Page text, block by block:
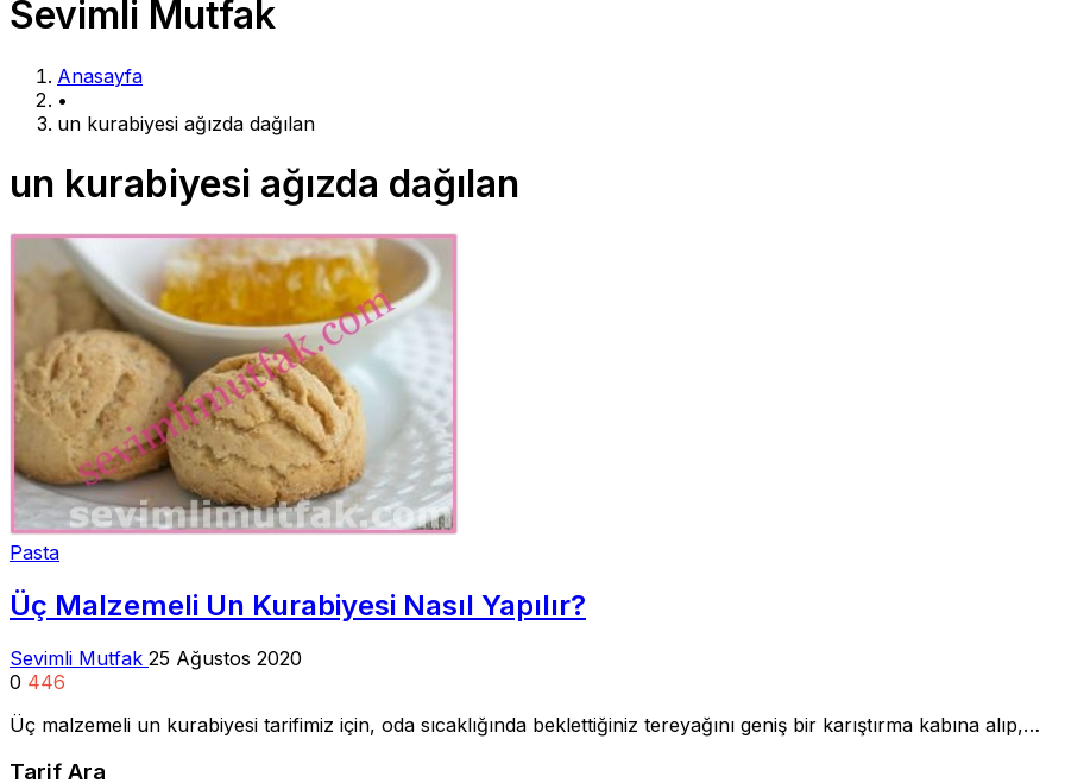
Sevimli Mutfak
Anasayfa
•
un kurabiyesi ağızda dağılan
un kurabiyesi ağızda dağılan
Pasta
Üç Malzemeli Un Kurabiyesi Nasıl Yapılır?
Sevimli Mutfak 25 Ağustos 2020
0 446
Üç malzemeli un kurabiyesi tarifimiz için, oda sıcaklığında beklettiğiniz tereyağını geniş bir karıştırma kabına alıp,…
Tarif Ara